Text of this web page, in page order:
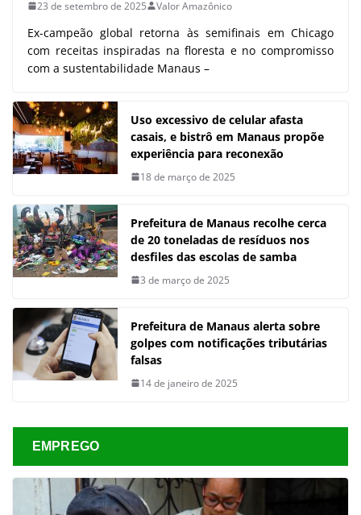
23 de setembro de 2025 Valor Amazônico
Ex-campeão global retorna às semifinais em Chicago
com receitas inspiradas na floresta e no compromisso
com a sustentabilidade Manaus –
Uso excessivo de celular afasta
casais, e bistrô em Manaus propõe
experiência para reconexão
18 de março de 2025
Prefeitura de Manaus recolhe cerca
de 20 toneladas de resíduos nos
desfiles das escolas de samba
3 de março de 2025
Prefeitura de Manaus alerta sobre
golpes com notificações tributárias
falsas
14 de janeiro de 2025
EMPREGO